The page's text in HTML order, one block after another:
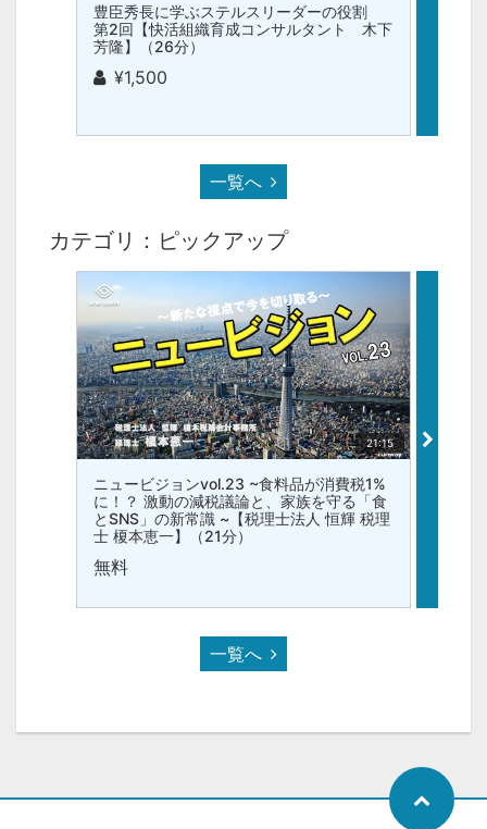
豊臣秀長に学ぶステルスリーダーの役割
第2回【快活組織育成コンサルタント 木下
芳隆】（26分）
¥1,500
一覧へ
カテゴリ：ピックアップ
21:15
ニュービジョンvol.23 ~食料品が消費税1%
に！？ 激動の減税議論と、家族を守る「食
とSNS」の新常識 ~【税理士法人 恒輝 税理
士 榎本恵一】（21分）
無料
一覧へ